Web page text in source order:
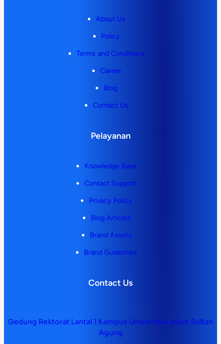
About Us
Policy
Terms and Conditions
Career
Blog
Contact Us
Pelayanan
Knowledge Base
Contact Support
Privacy Policy
Blog Articles
Brand Assets
Brand Guidelines
Contact Us
Gedung Rektorat Lantai 1 Kampus Universitas Islam Sultan
Agung